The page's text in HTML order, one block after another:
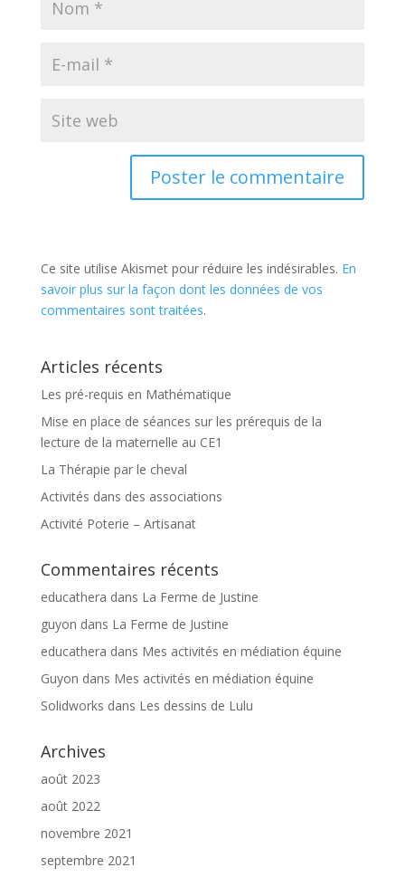
Ce site utilise Akismet pour réduire les indésirables. En
savoir plus sur la façon dont les données de vos
commentaires sont traitées.
Articles récents
Les pré-requis en Mathématique
Mise en place de séances sur les prérequis de la
lecture de la maternelle au CE1
La Thérapie par le cheval
Activités dans des associations
Activité Poterie – Artisanat
Commentaires récents
educathera dans La Ferme de Justine
guyon dans La Ferme de Justine
educathera dans Mes activités en médiation équine
Guyon dans Mes activités en médiation équine
Solidworks dans Les dessins de Lulu
Archives
août 2023
août 2022
novembre 2021
septembre 2021